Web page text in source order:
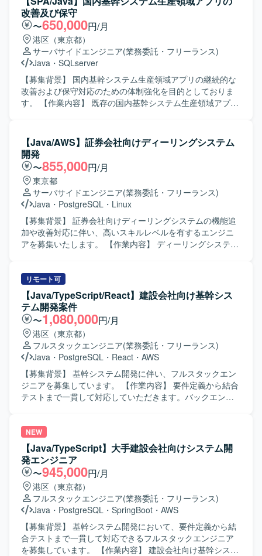
っていただきます。要件や基本設計などの上流工程にも関
与いただき、関連システムとの連携や仕様調整を行ってい
ただきます。 【求める人物像】 長期的な参画を前提に、主
体的に課題発見・改善提案ができる方を求めております。5
名以上のチーム開発体制の中で、周囲と連携しながら自律
的に動ける方、ドキュメントやコミュニケーションを通じ
て品質向上に取り組める方が望ましいです。 【ポジション
の魅力】 生命保険業界向けのコアシステムに携わること
で、業務知識とWebアプリケーション開発スキルの双方を
い環境です。CJFリプレイス対応など、レガシーからモダン
環境への移行経験も積むことができます。 【開発環境】
JavaおよびSpringBootを中心としたWebアプリケーション
開発環境となっております。クラウド技術としてAWSを利
用する可能性があり、要件定義や基本設計など上流工程に
も関わる機会がございます。
改善及び保守
〜650,000円/月
港区（東京都）
サーバサイドエンジニア(業務委託・フリーランス)
Java ・ SQLserver
【募集背景】 国内基幹システム生産領域アプリの継続的な
改善および保守対応のための体制強化を目的としておりま
す。 【作業内容】 既存の国内基幹システム生産領域アプリ
機能改善や不具合改修、パフォーマンス改善などを行い、
継続的なシステム品質および利便性の向上を図っていただ
きます。 【求める人物像】 関係者と円滑にコミュニケーシ
ョンを取りながら業務を進められる方を求めております。
前向きかつ柔軟な思考で、既存システムの改善点を自ら検
討し、主体的に提案・実行いただける方にご活躍いただけ
る環境です。 【ポジションの魅力】 国内基幹システムの中
核となる生産領域アプリケーションに携わることで、業務
理解と技術スキルの双方をバランス良く高めることができ
ます。要件定義から保守まで幅広い工程に関わるため、上
およびSQL・Javaを用いたシステム開発環境となります。
【Java/AWS】証券会社向けディーリングシステム
開発
〜855,000円/月
東京都
サーバサイドエンジニア(業務委託・フリーランス)
Java ・ PostgreSQL ・ Linux
【募集背景】 証券会社向けディーリングシステムの機能追
加や改善対応に伴い、高いスキルレベルを有するエンジニ
アを募集いたします。 【作業内容】 ディーリングシステム
一連の工程をご担当いただきます。クライアントサーバー
型システムにおいて、Javaを用いた開発や性能改善対応を
行っていただきます。 【求める人物像】 業務要件の理解が
早く、バックエンド開発を得意とされている方を求めてい
ます。自ら積極的にキャッチアップしながら、品質とパフ
ォーマンスを意識して開発を進めていただける方が望まし
いです。 【ポジションの魅力】 証券会社向けディーリング
システムという高い専門性が求められる領域で、要件定義
サポートからテストまで幅広い工程に関わることができま
す。Javaでの性能改善やクライアントサーバー型システム
開発の経験を深めていただけます。 【開発環境】
で、自社独自の通信ミドルウェアやフレームワークを用い
て開発を行います。
リモート可
【Java/TypeScript/React】建設会社向け基幹シス
テム開発案件
〜1,080,000円/月
港区（東京都）
フルスタックエンジニア(業務委託・フリーランス)
Java ・ PostgreSQL ・ React ・ AWS
【募集背景】 基幹システム開発に伴い、フルスタックエン
ジニアを募集しています。 【作業内容】 要件定義から結合
テストまで一貫して対応していただきます。バックエンド
める方を求めています。 【ポジションの魅力】 要件定義か
ら結合テストまで、システム開発の一連の工程に携わるこ
とができます。 【開発環境】 バックエンドは
Java（SpringBoot）、フロントエンドは
TypeScript（React）、インフラはAWS、データベースは
PostgreSQLを使用します。
NEW
【Java/TypeScript】大手建設会社向けシステム開
発エンジニア
〜945,000円/月
港区（東京都）
フルスタックエンジニア(業務委託・フリーランス)
Java ・ PostgreSQL ・ SpringBoot ・ AWS
【募集背景】 基幹システム開発において、要件定義から結
合テストまで一貫して対応できるフルスタックエンジニア
を募集しています。 【作業内容】 建設会社向け基幹システ